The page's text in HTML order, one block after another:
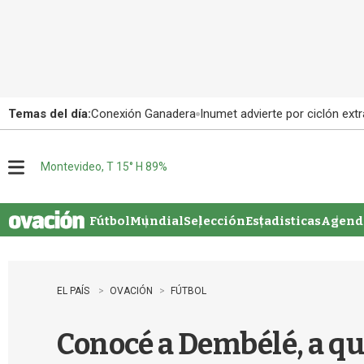
Temas del día:Conexión Ganadera Inumet advierte por ciclón
u
Montevideo, T 15° H 89%
FútbolMundialSelecciónEstadisticas
EL PAÍS OVACIÓN FÚTBOL
Conocé a Dembélé, a